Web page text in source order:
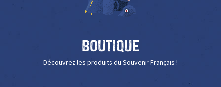
Boutique
Découvrez les produits du Souvenir Français !